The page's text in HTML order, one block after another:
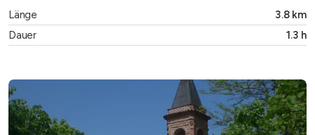
Länge
3.8 km
Dauer
1.3 h